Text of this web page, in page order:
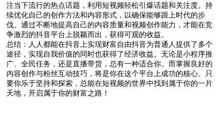
注当下流行的热点话题，利用短视频轻松引爆话题和关注度。持
续优化自己的创作方法和内容形式，以确保能够跟上时代的步
伐。通过不断地提高自己的内容质量和视频创作能力，才能在竞
争激烈的抖音平台上脱颖而出，获得可观的收益。
总结：人人都能在抖音上实现财富自由抖音为普通人提供了多个
途径，实现自我价值的同时也获得了经济收益。无论是小程序推
广、全民任务，还是直播带货，总有一种适合你。而掌握良好的
内容创作与粉丝互动技巧，将是你在这个平台上成功的核心。只
要你乐于坚持和探索，总能在短视频的世界中找到属于你的一片
天地，开启属于你的财富之路！